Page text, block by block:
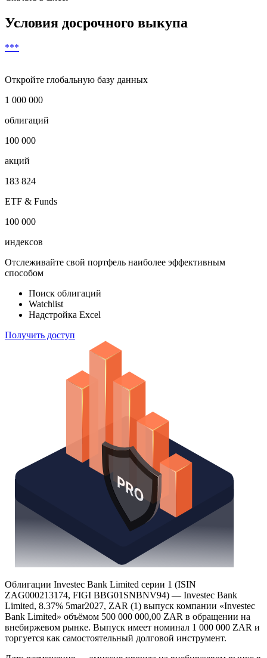
Условия досрочного выкупа
***
Откройте глобальную базу данных
1 000 000
облигаций
100 000
акций
183 824
ETF & Funds
100 000
индексов
Отслеживайте свой портфель наиболее эффективным
способом
Поиск облигаций
Watchlist
Надстройка Excel
Получить доступ
Облигации Investec Bank Limited серии 1 (ISIN
ZAG000213174, FIGI BBG01SNBNV94) — Investec Bank
Limited, 8.37% 5mar2027, ZAR (1) выпуск компании «Investec
Bank Limited» объёмом 500 000 000,00 ZAR в обращении на
внебиржевом рынке. Выпуск имеет номинал 1 000 000 ZAR и
торгуется как самостоятельный долговой инструмент.